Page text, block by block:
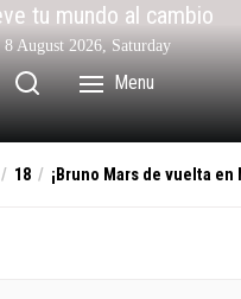
tu mundo al cambio
8 August 2026, Saturday
Menu
18 ¡Bruno Mars de vuelta en